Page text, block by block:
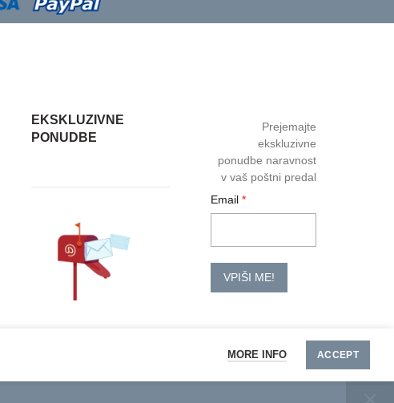
EKSKLUZIVNE
PONUDBE
Prejemajte
ekskluzivne
ponudbe naravnost
v vaš poštni predal
Email
VPIŠI ME!
MORE INFO ACCEPT